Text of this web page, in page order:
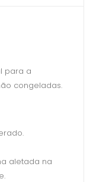
para a
congeladas.
aletada na